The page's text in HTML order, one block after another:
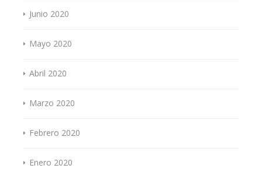
Junio 2020
Mayo 2020
Abril 2020
Marzo 2020
Febrero 2020
Enero 2020